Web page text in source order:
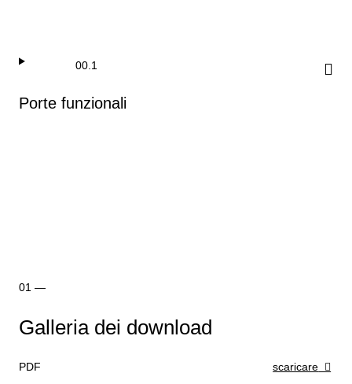
Porte funzionali
Galleria dei download
PDF scaricare